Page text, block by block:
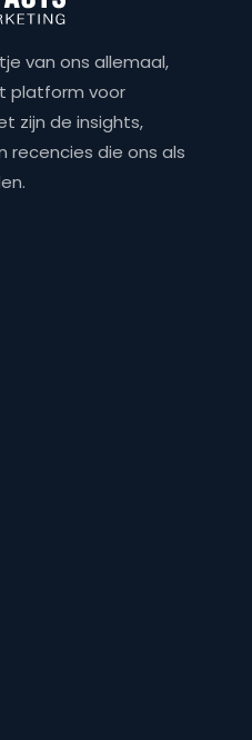
van ons allemaal,
platform voor
zijn de insights,
recencies die ons als